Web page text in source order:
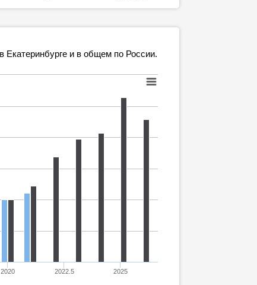
Екатеринбурге и в общем по России.
2020 2022.5 2025